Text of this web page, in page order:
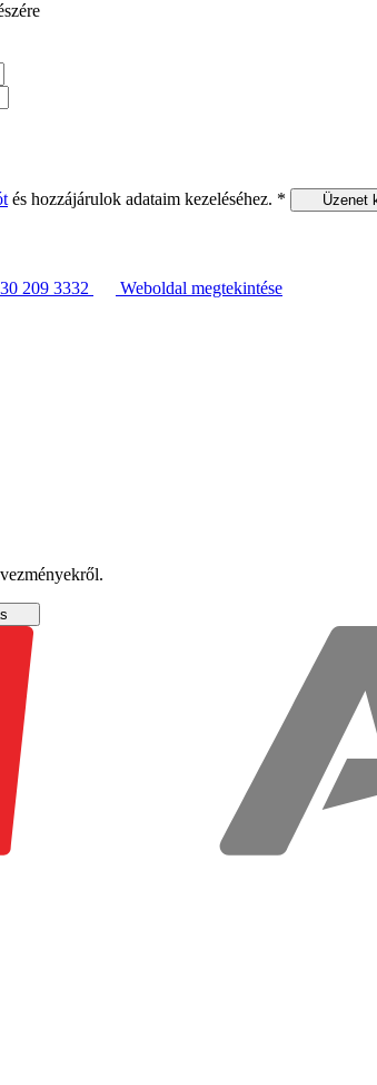
és hozzájárulok adataim kezeléséhez. * Üzenet
209 3332 Weboldal megtekintése